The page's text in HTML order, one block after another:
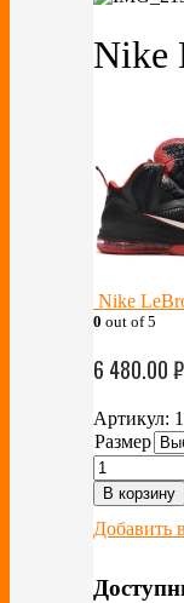
Nike
Nike
0 out of 5
6 480.00₽
Артикул:
Размер
В корзину
Добавить